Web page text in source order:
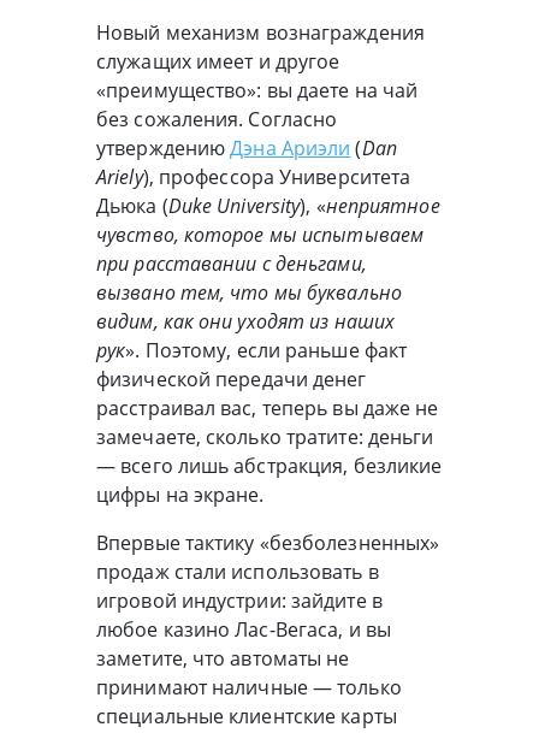
Новый механизм вознаграждения
служащих имеет и другое
«преимущество»: вы даете на чай
без сожаления. Согласно
утверждениюДэна Ариэли (Dan
Ariely), профессора Университета
Дьюка (Duke University), «неприятное
чувство, которое мы испытываем
при расставании с деньгами,
вызвано тем, что мы буквально
видим, как они уходят из наших
рук». Поэтому, если раньше факт
физической передачи денег
расстраивал вас, теперь вы даже не
замечаете, сколько тратите: деньги
— всего лишь абстракция, безликие
цифры на экране.
Впервые тактику «безболезненных»
продаж стали использовать в
игровой индустрии: зайдите в
любое казино Лас-Вегаса, и вы
заметите, что автоматы не
принимают наличные — только
специальные клиентские карты